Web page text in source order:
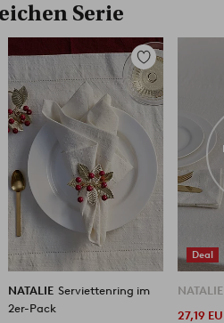
Serie
Zu
Favoriten
hinzufügen
NATALIE Serviettenring im
2er-Pack
Deal
27,19